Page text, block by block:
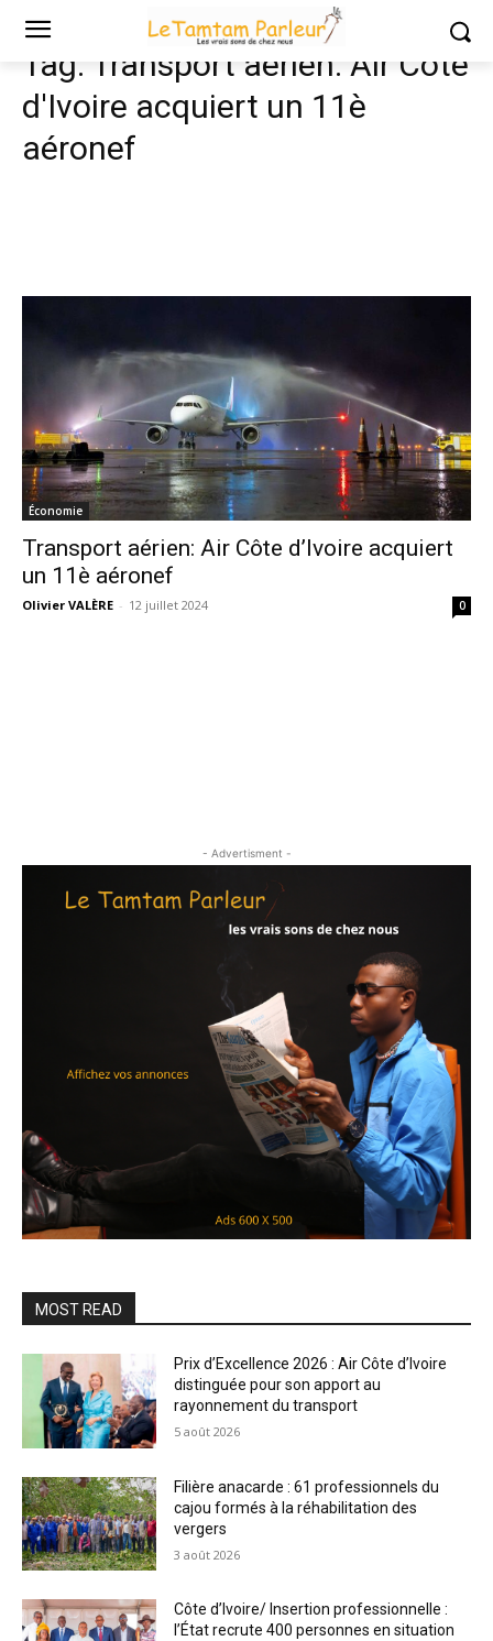
Tags Transport aérien: Air Côte d'Ivoire acquiert un 11è aéronef
Tag: Transport aérien: Air Côte
d'Ivoire acquiert un 11è
aéronef
Économie
Transport aérien: Air Côte d’Ivoire acquiert
un 11è aéronef
Olivier VALÈRE - 12 juillet 2024 0
- Advertisment -
MOST READ
Prix d’Excellence 2026 : Air Côte d’Ivoire
distinguée pour son apport au
rayonnement du transport
5 août 2026
Filière anacarde : 61 professionnels du
cajou formés à la réhabilitation des
vergers
3 août 2026
Côte d’Ivoire/ Insertion professionnelle :
l’État recrute 400 personnes en situation